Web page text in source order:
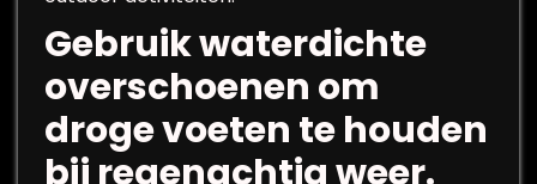
Gebruik waterdichte
overschoenen om
droge voeten te houden
bij regenachtig weer.